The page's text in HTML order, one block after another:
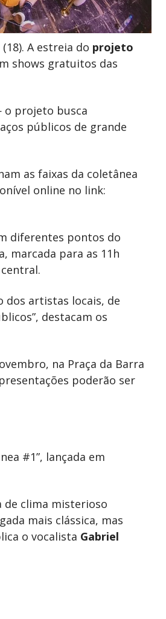
A estreia do projeto
shows gratuitos das
o projeto busca
públicos de grande
as faixas da coletânea
online no link:
diferentes pontos do
marcada para as 11h
dos artistas locais, de
destacam os
na Praça da Barra
poderão ser
#1”, lançada em
de clima misterioso
mais clássica, mas
o vocalista Gabriel